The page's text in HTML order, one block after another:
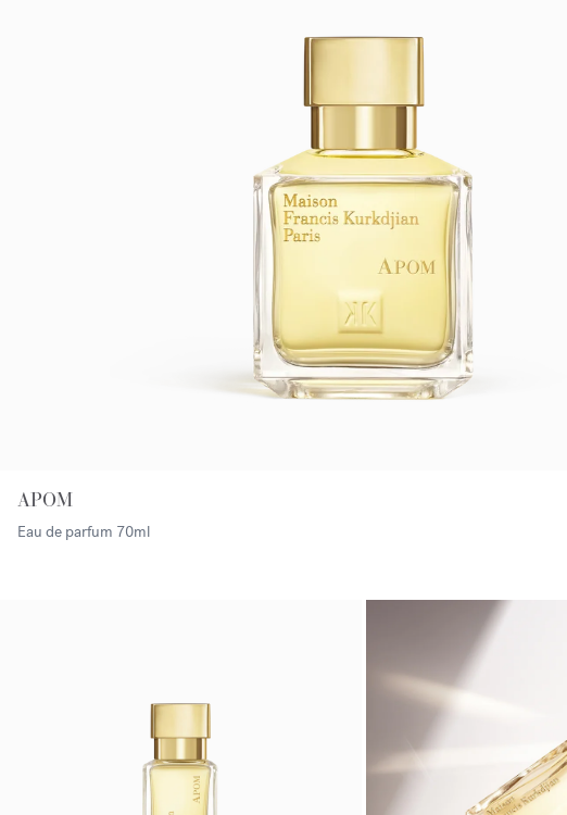
APOM
Eau de parfum 70ml